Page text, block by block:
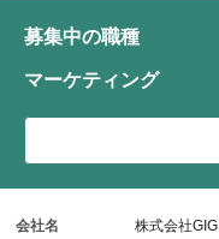
募集中の職種
マーケティング
会社名 株式会社GIG